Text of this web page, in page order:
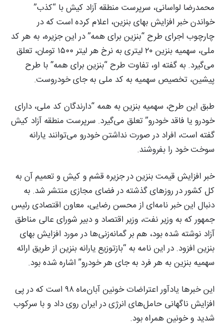
محمدرضا لواسانی، سرپرست منطقه آزاد کیش با “کذب”
خواندن خبر افزایش بهای بنزین، اعلام کرده است که در
چارچوب اجرای طرح “بنزین برای همه” در این جزیره، به هر کد
ملی، سهمیه بنزین ۲۰ لیتری به نرخ هر لیتر ۱۵۰۰ تومان، تعلق
می‌گیرد. به گفته او، تفاوت طرح “بنزین برای همه” با طرح
پیشین، تخصیص سهمیه به کد ملی به جای خودروست.
طبق این طرح، سهمیه بنزین به همه “دارندگان کد ملی، دارای
خودرو یا فاقد خودرو” تعلق می‌گیرد. سرپرست منطقه آزاد کیش
گفته است، افراد در صورت نداشتن خودرو می‌توانند یارانه
سوخت خود را بفروشند.
خبر افزایش قیمت بنزین در جزیره قشم و کیش و تعمیم آن به
کل کشور در روزهای گذشته در فضای مجازی منتشر شد. به
دنبال این خبر نامه‌ای از محسن رضایی، معاون اقتصادی رئیس
جمهور که به وزیر نفت، وزیر اقتصاد و دبیر شورای عالی مناطق
آزاد نوشته شده‌ بود، هم بر گمانه‌زنی‌ها در مورد افزایش بهای
بنزین افزود. در این نامه به “بازتوزیع یارانه بنزین از طریق ارائه
سهمیه بنزین به هر فرد به جای هر خودرو” اشاره شده بود.
این خبرها یادآور اعتراضات خونین آبان‌ماه ۹۸ است که در پی
افزایش ناگهانی حامل‌های انرژی در ایران روی داد و با سرکوب
شدید و خونین همراه بود.